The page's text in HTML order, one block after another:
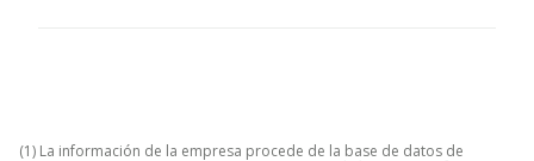
(1) La información de la empresa procede de la base de datos de